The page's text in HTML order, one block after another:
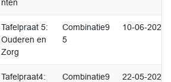
nten
Tafelpraat 5:
Ouderen en
Zorg
Combinatie9
5
10-06-2025
Tafelpraat4:
Combinatie9
22-05-2025